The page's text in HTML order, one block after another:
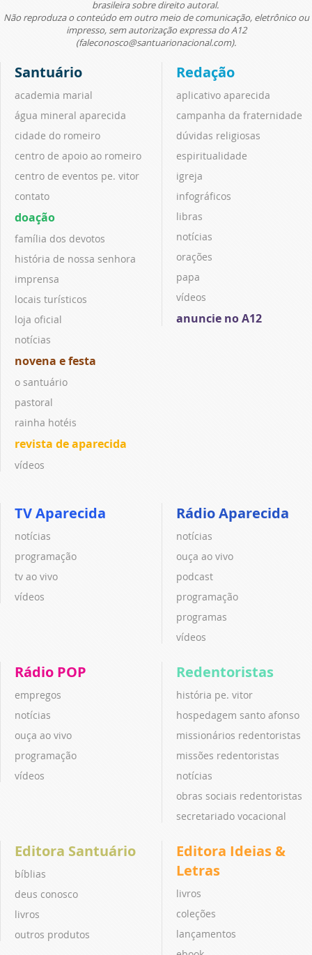
brasileira sobre direito autoral.
Não reproduza o conteúdo em outro meio de comunicação, eletrônico ou
impresso, sem autorização expressa do A12
(faleconosco@santuarionacional.com).
Santuário
academia marial
água mineral aparecida
cidade do romeiro
centro de apoio ao romeiro
centro de eventos pe. vitor
contato
doação
família dos devotos
história de nossa senhora
imprensa
locais turísticos
loja oficial
notícias
novena e festa
o santuário
pastoral
rainha hotéis
revista de aparecida
vídeos
Redação
aplicativo aparecida
campanha da fraternidade
dúvidas religiosas
espiritualidade
igreja
infográficos
libras
notícias
orações
papa
vídeos
anuncie no A12
TV Aparecida
notícias
programação
tv ao vivo
vídeos
Rádio Aparecida
notícias
ouça ao vivo
podcast
programação
programas
vídeos
Rádio POP
empregos
notícias
ouça ao vivo
programação
vídeos
Redentoristas
história pe. vitor
hospedagem santo afonso
missionários redentoristas
missões redentoristas
notícias
obras sociais redentoristas
secretariado vocacional
Editora Santuário
bíblias
deus conosco
livros
outros produtos
Editora Ideias &
Letras
livros
coleções
lançamentos